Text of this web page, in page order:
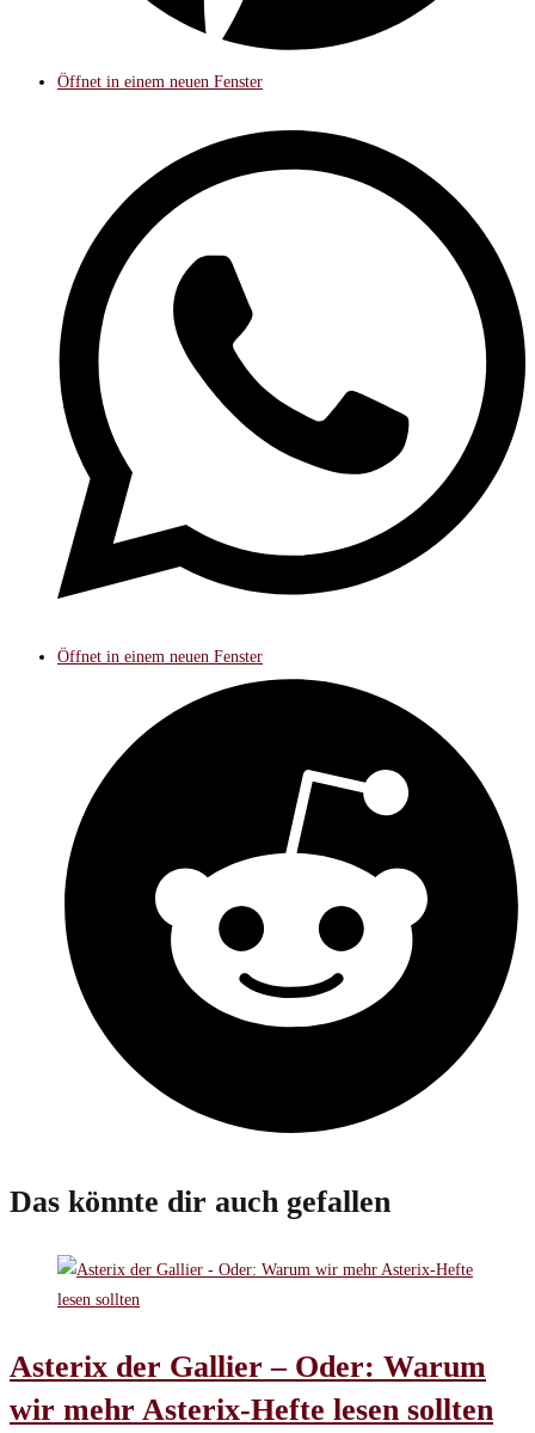
Öffnet in einem neuen Fenster
Öffnet in einem neuen Fenster
Das könnte dir auch gefallen
Asterix der Gallier – Oder: Warum
wir mehr Asterix-Hefte lesen sollten